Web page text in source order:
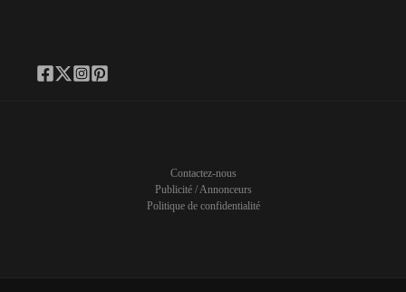
Contactez-nous
Publicité / Annonceurs
Politique de confidentialité